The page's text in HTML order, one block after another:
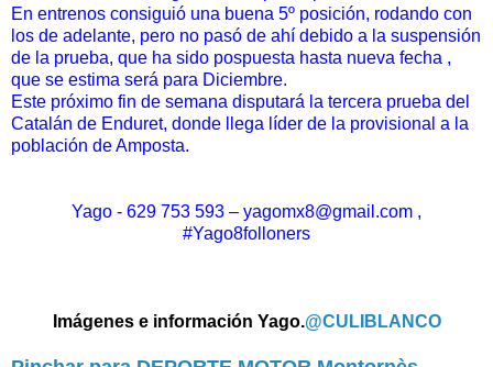
En entrenos consiguió una buena 5º posición, rodando con
los de adelante, pero no pasó de ahí debido a la suspensión
de la prueba, que ha sido pospuesta hasta nueva fecha ,
que se estima será para Diciembre.
Este próximo fin de semana disputará la tercera prueba del
Catalán de Enduret, donde llega líder de la provisional a la
población de Amposta.
Yago - 629 753 593 – yagomx8@gmail.com ,
#Yago8folloners
Imágenes e información Yago.@CULIBLANCO